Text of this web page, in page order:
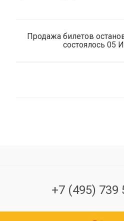
Продажа билетов
состоялось 05
+7 (495) 739